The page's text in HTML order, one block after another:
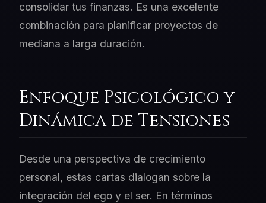
consolidar tus finanzas. Es una excelente
combinación para planificar proyectos de
mediana a larga duración.
Enfoque Psicológico y
Dinámica de Tensiones
Desde una perspectiva de crecimiento
personal, estas cartas dialogan sobre la
integración del ego y el ser. En términos